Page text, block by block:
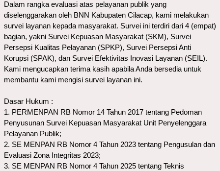
Dalam rangka evaluasi atas pelayanan publik yang
diselenggarakan oleh BNN Kabupaten Cilacap, kami melakukan
survei layanan kepada masyarakat. Survei ini terdiri dari 4 (empat)
bagian, yakni Survei Kepuasan Masyarakat (SKM), Survei
Persepsi Kualitas Pelayanan (SPKP), Survei Persepsi Anti
Korupsi (SPAK), dan Survei Efektivitas Inovasi Layanan (SEIL).
Kami mengucapkan terima kasih apabila Anda bersedia untuk
membantu kami mengisi survei layanan ini.
Dasar Hukum :
1. PERMENPAN RB Nomor 14 Tahun 2017 tentang Pedoman
Penyusunan Survei Kepuasan Masyarakat Unit Penyelenggara
Pelayanan Publik;
2. SE MENPAN RB Nomor 4 Tahun 2023 tentang Pengusulan dan
Evaluasi Zona Integritas 2023;
3. SE MENPAN RB Nomor 4 Tahun 2025 tentang Teknis